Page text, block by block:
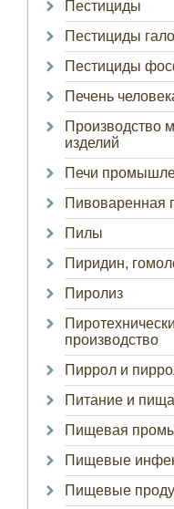
Пестициды
Пестициды
Пестициды
Печень
Производство
изделий
Печи
Пивоваренная
Пилы
Пиридин,
Пиролиз
производство
Пиррол и
Питание и пища
Пищевая
Пищевые
Пищевые